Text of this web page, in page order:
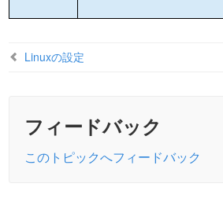
Linuxの設定
フィードバック
このトピックへフィードバック